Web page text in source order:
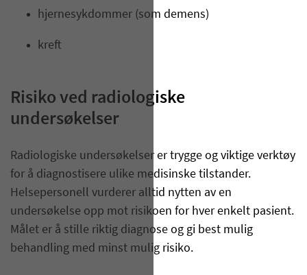
hjernesykdommer (som demens)
kreft
Risiko ved radiologiske
undersøkelser
Radiologiske undersøkelser er trygge og viktige verktøy
for å diagnostisere ulike medisinske tilstander.
Helsepersonell vurderer alltid nytten av en
undersøkelse opp mot risikoen for hver enkelt pasient.
Målet er å stille riktig diagnose og gi best mulig
behandling med minst mulig risiko.